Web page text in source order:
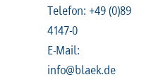
Telefon: +49 (0)89
4147-0
E-Mail:
info@blaek.de